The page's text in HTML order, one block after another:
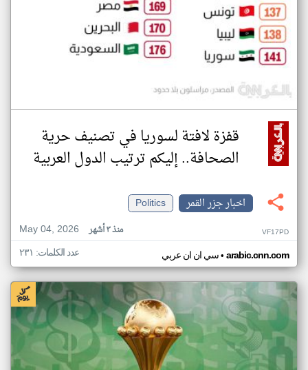
قفزة لافتة لسوريا في تصنيف حرية
الصحافة.. إليكم ترتيب الدول العربية
اخبار جزر القمر
Politics
May 04, 2026
منذ ٣ أشهر VF17PD
سي ان ان عربي• arabic.cnn.com عدد الكلمات: ٢٣١